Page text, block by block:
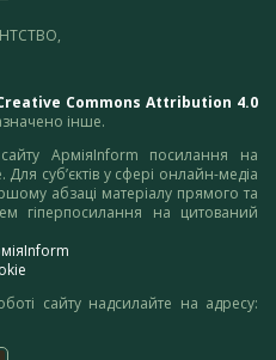
Commons Attribution 4.0
інше.
АрміяInform посилання на
Для суб’єктів у сфері онлайн-медіа
абзаці матеріалу прямого та
гіперпосилання на цитований
сайту надсилайте на адресу: